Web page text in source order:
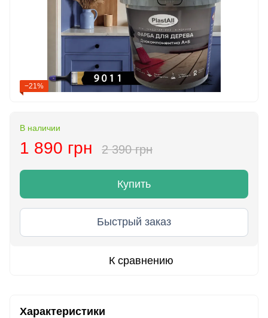
−21%
В наличии
1 890 грн 2 390 грн
Купить
Быстрый заказ
К сравнению
Характеристики